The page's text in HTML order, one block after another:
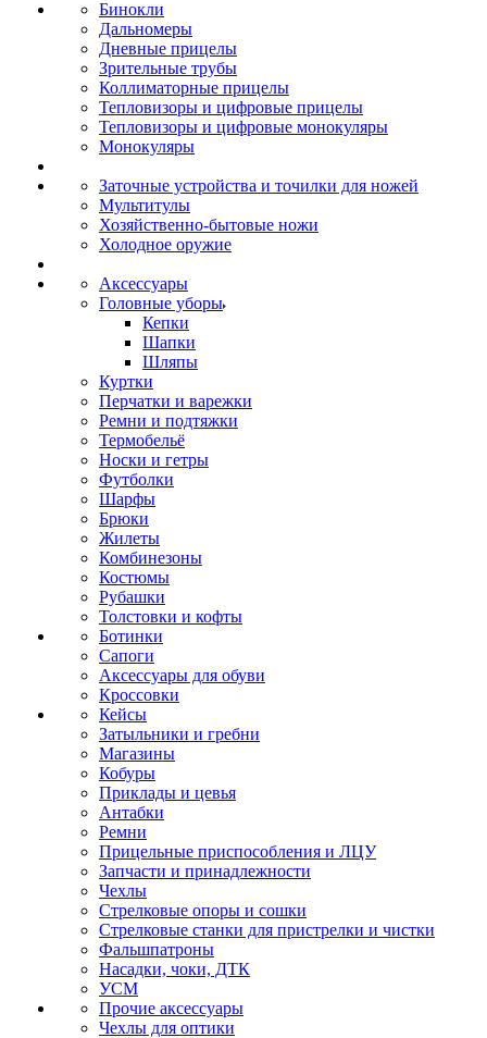
Бинокли
Дальномеры
Дневные прицелы
Зрительные трубы
Коллиматорные прицелы
Тепловизоры и цифровые прицелы
Тепловизоры и цифровые монокуляры
Монокуляры
Заточные устройства и точилки для ножей
Мультитулы
Хозяйственно-бытовые ножи
Холодное оружие
Аксессуары
Головные уборы
Кепки
Шапки
Шляпы
Куртки
Перчатки и варежки
Ремни и подтяжки
Термобельё
Носки и гетры
Футболки
Шарфы
Брюки
Жилеты
Комбинезоны
Костюмы
Рубашки
Толстовки и кофты
Ботинки
Сапоги
Аксессуары для обуви
Кроссовки
Кейсы
Затыльники и гребни
Магазины
Кобуры
Приклады и цевья
Антабки
Ремни
Прицельные приспособления и ЛЦУ
Запчасти и принадлежности
Чехлы
Стрелковые опоры и сошки
Стрелковые станки для пристрелки и чистки
Фальшпатроны
Насадки, чоки, ДТК
УСМ
Прочие аксессуары
Чехлы для оптики